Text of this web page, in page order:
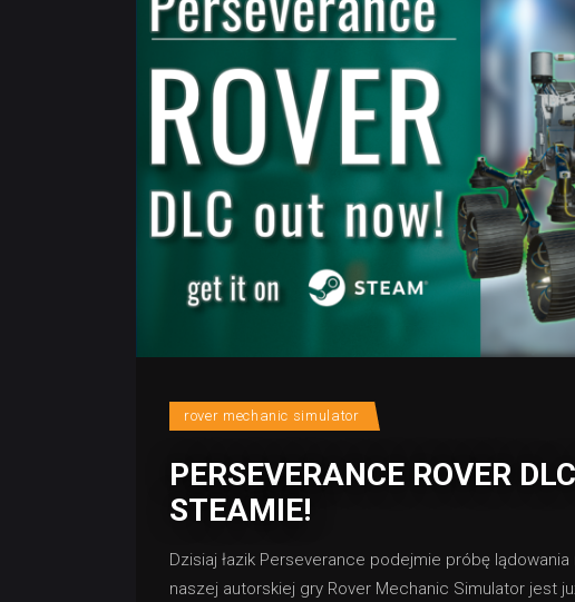
rover mechanic simulator
PERSEVERANCE ROVER
STEAMIE!
Dzisiaj łazik Perseverance podejmie próbę
naszej autorskiej gry Rover Mechanic Simulator jest